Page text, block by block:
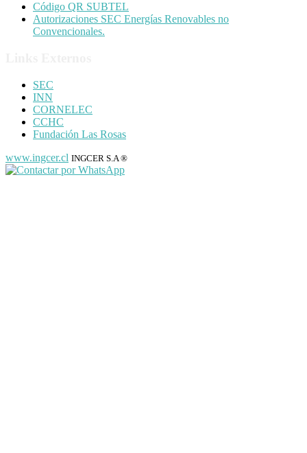
Código QR SUBTEL
Autorizaciones SEC Energías Renovables no
Convencionales.
SEC
INN
CORNELEC
CCHC
Fundación Las Rosas
www.ingcer.cl INGCER S.A ®